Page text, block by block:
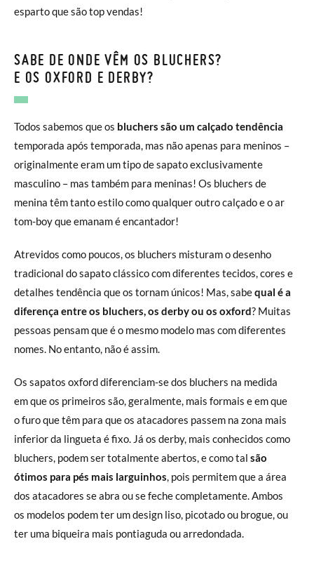
esparto que são top vendas!
SABE DE ONDE VÊM OS BLUCHERS?
E OS OXFORD E DERBY?
Todos sabemos que os bluchers são um calçado tendência
temporada após temporada, mas não apenas para meninos –
originalmente eram um tipo de sapato exclusivamente
masculino – mas também para meninas! Os bluchers de
menina têm tanto estilo como qualquer outro calçado e o ar
tom-boy que emanam é encantador!
Atrevidos como poucos, os bluchers misturam o desenho
tradicional do sapato clássico com diferentes tecidos, cores e
detalhes tendência que os tornam únicos! Mas, sabequal é a
diferença entre os bluchers, os derby ou os oxford? Muitas
pessoas pensam que é o mesmo modelo mas com diferentes
nomes. No entanto, não é assim.
Os sapatos oxford diferenciam-se dos bluchers na medida
em que os primeiros são, geralmente, mais formais e em que
o furo que têm para que os atacadores passem na zona mais
inferior da lingueta é fixo. Já os derby, mais conhecidos como
bluchers, podem ser totalmente abertos, e como tal são
ótimos para pés mais larguinhos, pois permitem que a área
dos atacadores se abra ou se feche completamente. Ambos
os modelos podem ter um design liso, picotado ou brogue, ou
ter uma biqueira mais pontiaguda ou arredondada.